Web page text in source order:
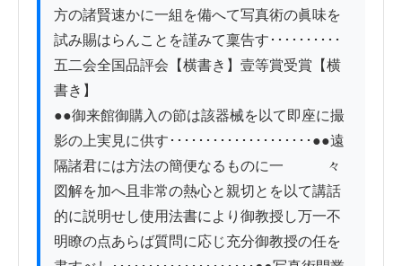
方の諸賢速かに一組を備へて写真術の眞味を
試み賜はらんことを謹みて稟告す･･････････
五二会全国品評会【横書き】壹等賞受賞【横
書き】
●●御来館御購入の節は該器械を以て即座に撮
影の上実見に供す････････････････････●●遠
隔諸君には方法の簡便なるものに一　　　々
図解を加へ且非常の熱心と親切とを以て講話
的に説明せし使用法書により御教授し万一不
明瞭の点あらば質問に応じ充分御教授の任を